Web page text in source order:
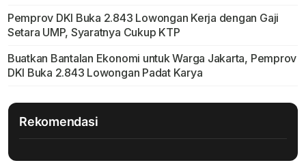
Pemprov DKI Buka 2.843 Lowongan Kerja dengan Gaji
Setara UMP, Syaratnya Cukup KTP
Buatkan Bantalan Ekonomi untuk Warga Jakarta, Pemprov
DKI Buka 2.843 Lowongan Padat Karya
Rekomendasi